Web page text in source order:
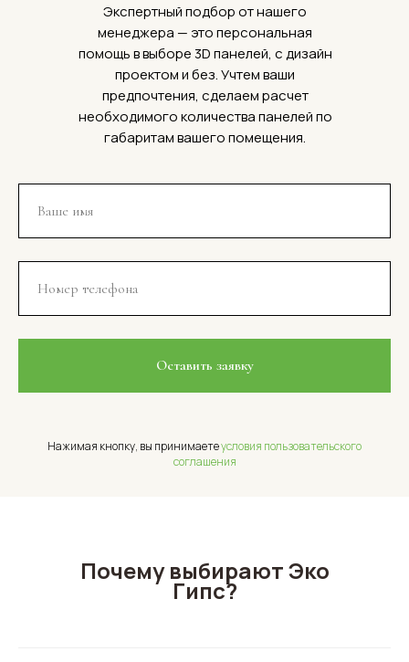
Экспертный подбор от нашего
менеджера — это персональная
помощь в выборе 3D панелей, с дизайн
проектом и без. Учтем ваши
предпочтения, сделаем расчет
необходимого количества панелей по
габаритам вашего помещения.
Оставить заявку
Нажимая кнопку, вы принимаетеусловия пользовательского
соглашения
Почему выбирают Эко
Гипс?